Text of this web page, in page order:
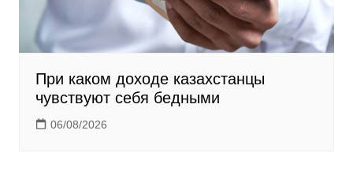
При каком доходе казахстанцы
чувствуют себя бедными
06/08/2026